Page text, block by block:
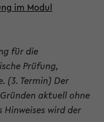
im Modul
für die
Prüfung,
(3. Termin) Der
aktuell ohne
Hinweises wird der